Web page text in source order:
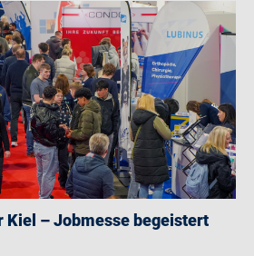
Kiel – Jobmesse begeistert